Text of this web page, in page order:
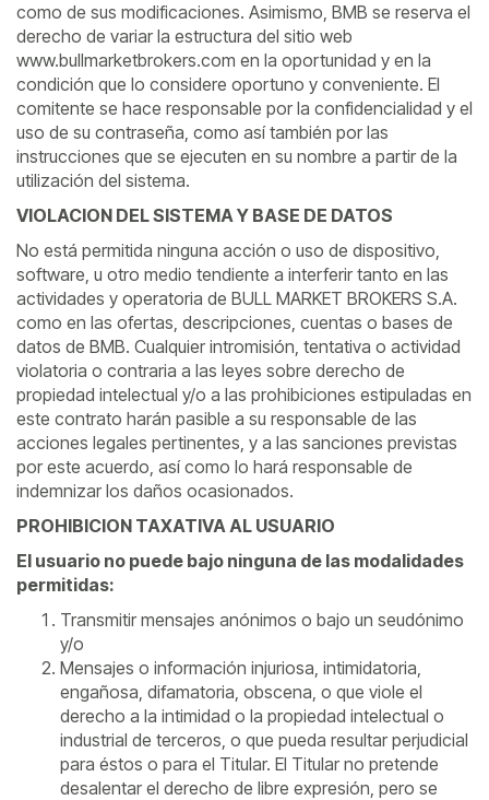
como de sus modificaciones. Asimismo, BMB se reserva el
derecho de variar la estructura del sitio web
www.bullmarketbrokers.com en la oportunidad y en la
condición que lo considere oportuno y conveniente. El
comitente se hace responsable por la confidencialidad y el
uso de su contraseña, como así también por las
instrucciones que se ejecuten en su nombre a partir de la
utilización del sistema.
VIOLACION DEL SISTEMA Y BASE DE DATOS
No está permitida ninguna acción o uso de dispositivo,
software, u otro medio tendiente a interferir tanto en las
actividades y operatoria de BULL MARKET BROKERS S.A.
como en las ofertas, descripciones, cuentas o bases de
datos de BMB. Cualquier intromisión, tentativa o actividad
violatoria o contraria a las leyes sobre derecho de
propiedad intelectual y/o a las prohibiciones estipuladas en
este contrato harán pasible a su responsable de las
acciones legales pertinentes, y a las sanciones previstas
por este acuerdo, así como lo hará responsable de
indemnizar los daños ocasionados.
PROHIBICION TAXATIVA AL USUARIO
El usuario no puede bajo ninguna de las modalidades
permitidas:
Transmitir mensajes anónimos o bajo un seudónimo
y/o
Mensajes o información injuriosa, intimidatoria,
engañosa, difamatoria, obscena, o que viole el
derecho a la intimidad o la propiedad intelectual o
industrial de terceros, o que pueda resultar perjudicial
para éstos o para el Titular. El Titular no pretende
desalentar el derecho de libre expresión, pero se